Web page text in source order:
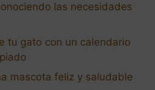
las necesidades
tu gato con un calendario
mascota feliz y saludable